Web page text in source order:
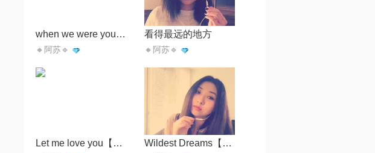
when we were young【原版立体声伴奏 】
🔸阿苏🔹
看得最远的地方
🔸阿苏🔹
Let me love you【Haiyo】 Wildest Dreams【吉他】